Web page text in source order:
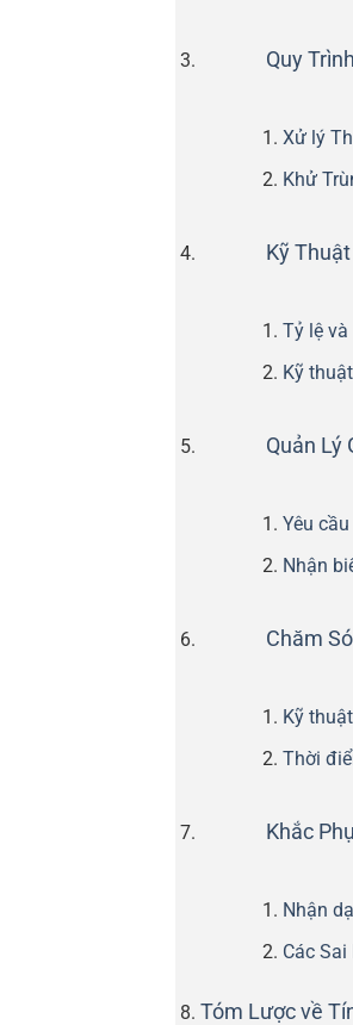
Quy
Xử lý
Khử
Kỹ
Tỷ lệ
Kỹ
Quản Lý
Yêu
Nhận
Chăm
Kỹ
Thời
Khắc
Nhận
Các
Tóm Lược về